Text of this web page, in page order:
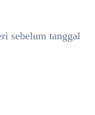
sebelum tanggal